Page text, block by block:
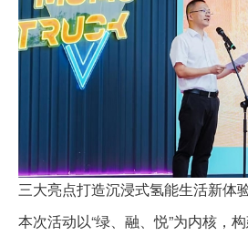
三大亮点打造沉浸式氢能生活新体
本次活动以“绿、融、悦”为内核，